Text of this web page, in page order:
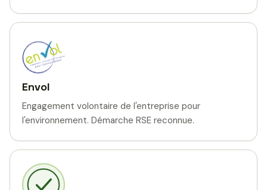
Envol
Engagement volontaire de l'entreprise pour
l'environnement. Démarche RSE reconnue.